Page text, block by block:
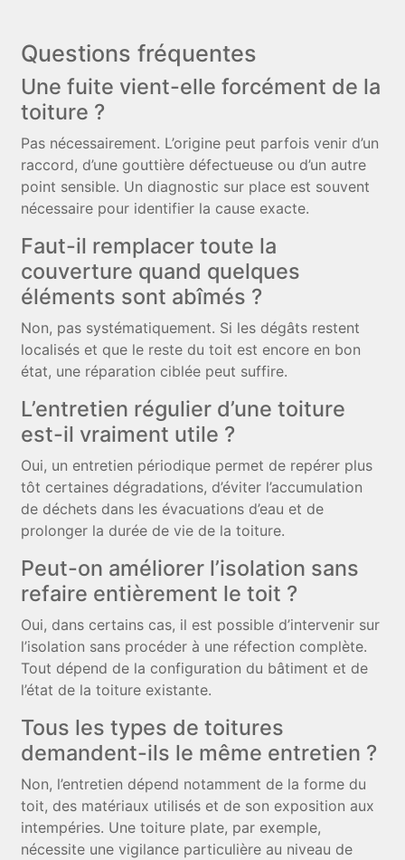
Questions fréquentes
Une fuite vient-elle forcément de la
toiture ?
Pas nécessairement. L’origine peut parfois venir d’un
raccord, d’une gouttière défectueuse ou d’un autre
point sensible. Un diagnostic sur place est souvent
nécessaire pour identifier la cause exacte.
Faut-il remplacer toute la
couverture quand quelques
éléments sont abîmés ?
Non, pas systématiquement. Si les dégâts restent
localisés et que le reste du toit est encore en bon
état, une réparation ciblée peut suffire.
L’entretien régulier d’une toiture
est-il vraiment utile ?
Oui, un entretien périodique permet de repérer plus
tôt certaines dégradations, d’éviter l’accumulation
de déchets dans les évacuations d’eau et de
prolonger la durée de vie de la toiture.
Peut-on améliorer l’isolation sans
refaire entièrement le toit ?
Oui, dans certains cas, il est possible d’intervenir sur
l’isolation sans procéder à une réfection complète.
Tout dépend de la configuration du bâtiment et de
l’état de la toiture existante.
Tous les types de toitures
demandent-ils le même entretien ?
Non, l’entretien dépend notamment de la forme du
toit, des matériaux utilisés et de son exposition aux
intempéries. Une toiture plate, par exemple,
nécessite une vigilance particulière au niveau de